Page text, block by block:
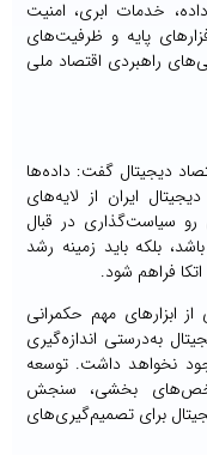
خدمات ابری، امنیت
پایه و ظرفیت‌های
راهبردی اقتصاد ملی
دیجیتال گفت: داده‌ها
ایران از لایه‌های
سیاست‌گذاری در قبال
بلکه باید زمینه رشد
فراهم شود.
ابزارهای مهم حکمرانی
به‌درستی اندازه‌گیری
نخواهد داشت. توسعه
بخشی، سنجش
برای تصمیم‌گیری‌های